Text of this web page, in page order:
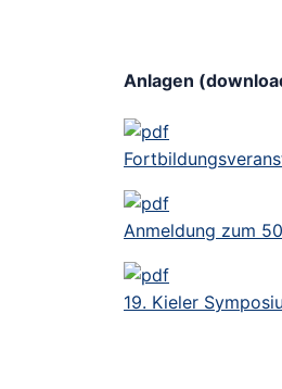
Anlagen
Anmeldung zum
19. Kieler